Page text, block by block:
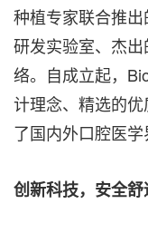
种植专家联合推
研发实验室、杰
络。自成立起，
计理念、精选的
了国内外口腔医学
创新科技，安全